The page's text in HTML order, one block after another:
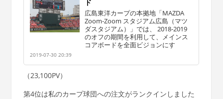
ド
広島東洋カープの本拠地「MAZDA
Zoom-Zoom スタジアム広島（マツ
ダスタジアム）」では、 2018-2019
のオフの期間を利用して、メインス
コアボードを全面ビジョンにす
2019-07-30 20:39
（23,100PV）
第4位は私のカープ球団への注文がランクインしました